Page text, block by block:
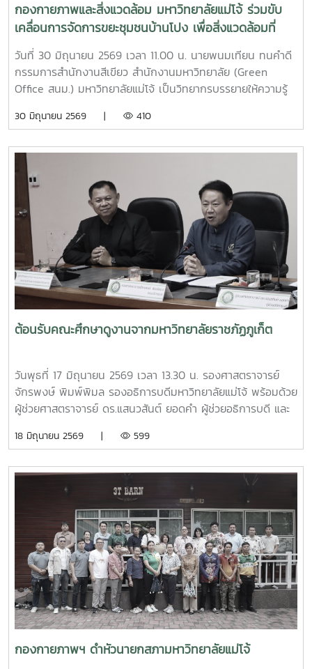
กองกายภาพและสิ่งแวดล้อม มหาวิทยาลัยแม่โจ้ ร่วมขับ
เคลื่อนการจัดการขยะชุมชนบ้านโปง เพื่อสิ่งแวดล้อมที่
ยั่งยืน
วันที่ 30 มิถุนายน 2569 เวลา 11.00 น. นายพนมเทียน ทนคำดี
กรรมการสำนักงานสีเขียว สำนักงานมหาวิทยาลัย (Green
Office สนม.) มหาวิทยาลัยแม่โจ้ เป็นวิทยากรบรรยายให้ความรู้
ถ่ายทอดแนวทางการเปลี่ยนเศษอาหารและขยะอินทรีย์ให้เป็นปุ๋ย
โอกาสนี้ ทีมงานจากงานสิ่งแวดล้อมและภัยพิบัติ กองกายภาพ
และสิ่งแวดล้อม ได้ร่วมสาธิตการทำปุ๋ยหมักใบไม้ในวงตาข่าย เพื่อ
เป็นแนวทางในการจัดการเศษวัสดุอินทรีย์ภายในครัวเรือนและ
ชุมชน โดยมีประชาชนชุมชนบ้านโปง และโรงเรียนในพื้นที่เข้าร่วม
เรียนรู้และฝึกปฏิบัติ ทั้งนี้ กิจกรรมดังกล่าวจัดขึ้นภายใต้
โครงการส่งเสริมการจัดการขยะอย่างถูกวิธีและถูกสุขลักษณะ
ของชุมชนบ้านโปง ประจำปี 2569 โดยบูรณาการให้ความรู้ร่วม
กับเทศบาลตำบลป่าไผ่ และนางนิตยา วิริยา แม่หลวงบ้านหม้อ หมู๋
12 ตำบลป่าไผ่ ร่วมถ่ายทอดองค์ความรู้ด้านการคัดแยกขยะ การ
จัดการขยะอินทรีย์ กองทุนออมบุญขยะบ้านหม้อ และการใช้
ประโยชน์จากวัสดุเหลือใช้ เพื่อส่งเสริมให้ประชาชนสามารถนำ
ความรู้ไปประยุกต์ใช้ในครัวเรือน ลดปริมาณขยะที่ต้องนำไปกำจัด
อย่างยั่งยืน กิจกรรมครั้งนี้จัดขึ้น ณ ศาลาอเนกประสงค์ หมู่ที่ 6
ตำบลป่าไผ่ อำเภอสันทราย จังหวัดเชียงใหม่ ได้รับความสนใจ
จากประชาชน ผู้นำชุมชน และสถานศึกษาในพื้นที่เข้าร่วมกิจกรรม
ขับเคลื่อนการจัดการขยะตั้งแต่ต้นทาง เพื่อมุ่งสู่ชุมชนที่สะอาด
30 มิถุนายน 2569 | 410
ต้อนรับคณะศึกษาดูงานจากมหาวิทยาลัยราชภัฏภูเก็ต
วันพุธที่ 17 มิถุนายน 2569 เวลา 13.30 น. รองศาสตราจารย์
จักรพงษ์ พิมพ์พิมล รองอธิการบดีมหาวิทยาลัยแม่โจ้ พร้อมด้วย
ผู้ช่วยศาสตราจารย์ ดร.แสนวสันต์ ยอดคำ ผู้ช่วยอธิการบดี และ
แวดล้อม นำทีมหัวหน้างานในสังกัดร่วมให้การต้อนรับ ผู้ช่วย
ข้าราชการ พร้อมคณะศึกษาดูงานจากสภาคณาจารย์และ
ข้าราชการ มหาวิทยาลัยราชภัฏภูเก็ต ในการนี้ ทั้งสอง
มหาวิทยาลัยได้ร่วมแลกเปลี่ยนประสบการณ์ด้านการจัดสวัสดิการ
บุคลากร ตลอดจนแนวทางการพัฒนาและประยุกต์ใช้ให้เหมาะสม
กับบริบทของแต่ละสถาบัน โดยมีนายสุชาติ จันทร์แก้ว รักษาการ
ในตำแหน่งหัวหน้างานสวัสดิการ กองบริหารทรัพยากรบุคคล
เป็นผู้ให้ข้อมูลเกี่ยวกับการจัดสวัสดิการบุคลากรของมหาวิทยาลัย
แม่โจ้ นอกจากนี้ ผู้ช่วยศาสตราจารย์ ดร.มุจลินทร์ ผลจันทร์ ได้
บรรยายและให้ข้อมูลเกี่ยวกับการดำเนินงานด้านมหาวิทยาลัยสี
เขียว (Green University) ของมหาวิทยาลัยแม่โจ้ ณ ห้อง
ประชุมรวงผึ้ง ชั้น 5 อาคารสำนักงานมหาวิทยาลัย ภายหลังการ
ประชุม คณะศึกษาดูงานได้เยี่ยมชมบรรยากาศและพื้นที่โดยรอบ
18 มิถุนายน 2569 | 599
กองกายภาพฯ ดำหัวนายกสภามหาวิทยาลัยแม่โจ้